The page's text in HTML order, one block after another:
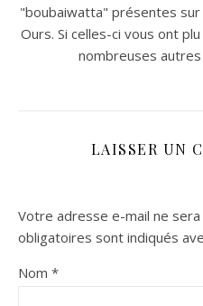
"boubaiwatta" présentes
Ours. Si celles-ci vous ont
nombreuses autres
LAISSER UN
Votre adresse e-mail ne sera
obligatoires sont indiqués
Nom *